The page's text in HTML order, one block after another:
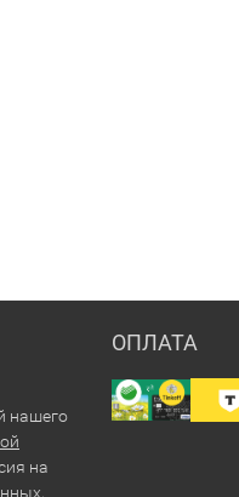
нашего
на
ОПЛАТА